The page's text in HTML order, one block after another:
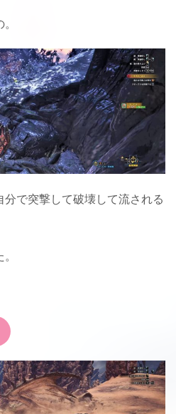
で突撃して破壊して流される